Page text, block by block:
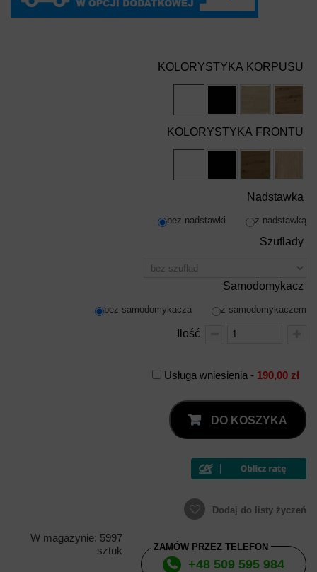
KOLORYSTYKA KORPUSU
KOLORYSTYKA FRONTU
Nadstawka
bez nadstawki z nadstawką
Szuflady
Samodomykacz
bez samodomykacza z samodomykaczem
Ilość
Usługa wniesienia - 190,00 zł
DO KOSZYKA
Dodaj do listy życzeń
ZAMÓW PRZEZ TELEFON
+48 509 595 984
W magazynie: 5997
sztuk